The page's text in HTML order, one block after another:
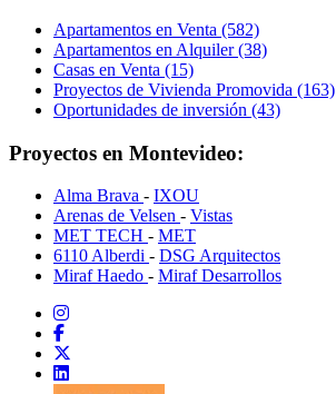
Apartamentos en Venta (582)
Apartamentos en Alquiler (38)
Casas en Venta (15)
Proyectos de Vivienda Promovida (163)
Oportunidades de inversión (43)
Proyectos en Montevideo:
Alma Brava - IXOU
Arenas de Velsen - Vistas
MET TECH - MET
6110 Alberdi - DSG Arquitectos
Miraf Haedo - Miraf Desarrollos